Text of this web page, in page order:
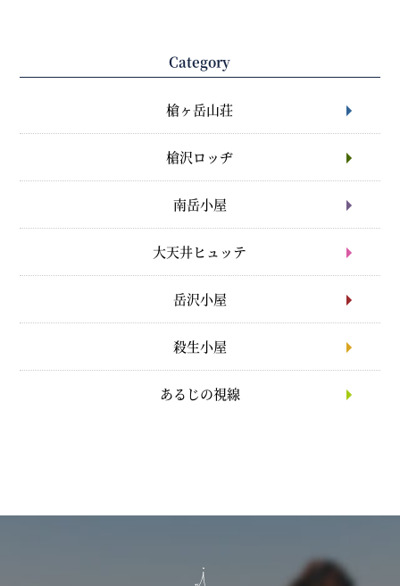
Category
槍ヶ岳山荘
槍沢ロッヂ
南岳小屋
大天井ヒュッテ
岳沢小屋
殺生小屋
あるじの視線